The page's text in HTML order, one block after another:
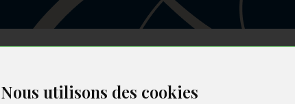
Nous utilisons des cookies